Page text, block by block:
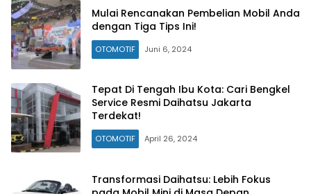
Mulai Rencanakan Pembelian Mobil Anda
dengan Tiga Tips Ini!
OTOMOTIF Juni 6, 2024
Tepat Di Tengah Ibu Kota: Cari Bengkel
Service Resmi Daihatsu Jakarta
Terdekat!
OTOMOTIF April 26, 2024
Transformasi Daihatsu: Lebih Fokus